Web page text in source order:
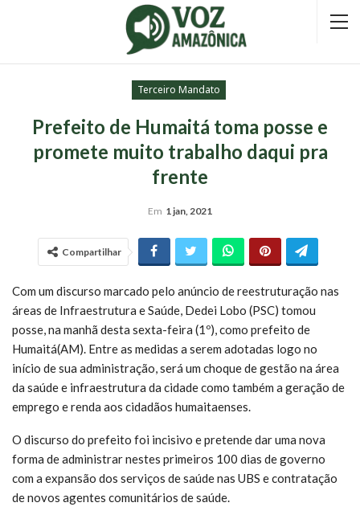
Terceiro Mandato
Prefeito de Humaitá toma posse e
promete muito trabalho daqui pra
frente
Em 1 jan, 2021
Compartilhar
Com um discurso marcado pelo anúncio de reestruturação nas
áreas de Infraestrutura e Saúde, Dedei Lobo (PSC) tomou
posse, na manhã desta sexta-feira (1º), como prefeito de
Humaitá(AM). Entre as medidas a serem adotadas logo no
início de sua administração, será um choque de gestão na área
da saúde e infraestrutura da cidade como também a geração de
emprego e renda aos cidadãos humaitaenses.
O discurso do prefeito foi incisivo e pretende dar uma nova
forma de administrar nestes primeiros 100 dias de governo
com a expansão dos serviços de saúde nas UBS e contratação
de novos agentes comunitários de saúde.